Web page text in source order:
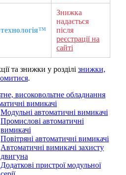
Знижка
надається
після
реєстрації на
сайті
та знижки у розділі знижки,
.
високовольтне обладнання
вимикачі
Модульні автоматичні вимикачі
Промислові автоматичні
вимикачі
Повітряні автоматичні вимикачі
Автоматичні вимикачі захисту
двигуна
Додаткові пристрої модульної